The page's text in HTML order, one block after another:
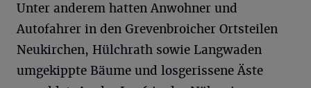
Unter anderem hatten Anwohner und
Autofahrer in den Grevenbroicher Ortsteilen
Neukirchen, Hülchrath sowie Langwaden
umgekippte Bäume und losgerissene Äste